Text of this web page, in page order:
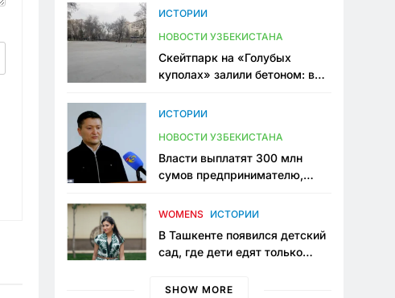
Узбекистане
ИСТОРИИ
НОВОСТИ УЗБЕКИСТАНА
Скейтпарк на «Голубых
куполах» залили бетоном: в
одно общественное
ИСТОРИИ
НОВОСТИ УЗБЕКИСТАНА
Власти выплатят 300 млн
сумов предпринимателю,
тюрьме по незаконному
WOMENS ИСТОРИИ
В Ташкенте появился детский
сад, где дети едят только
мама, которая устала просить
SHOW MORE